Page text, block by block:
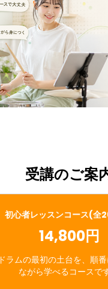
受講のご案
初心者レッスンコース(全
14,800円
ドラムの最初の土台を、順
ながら学べるコースで